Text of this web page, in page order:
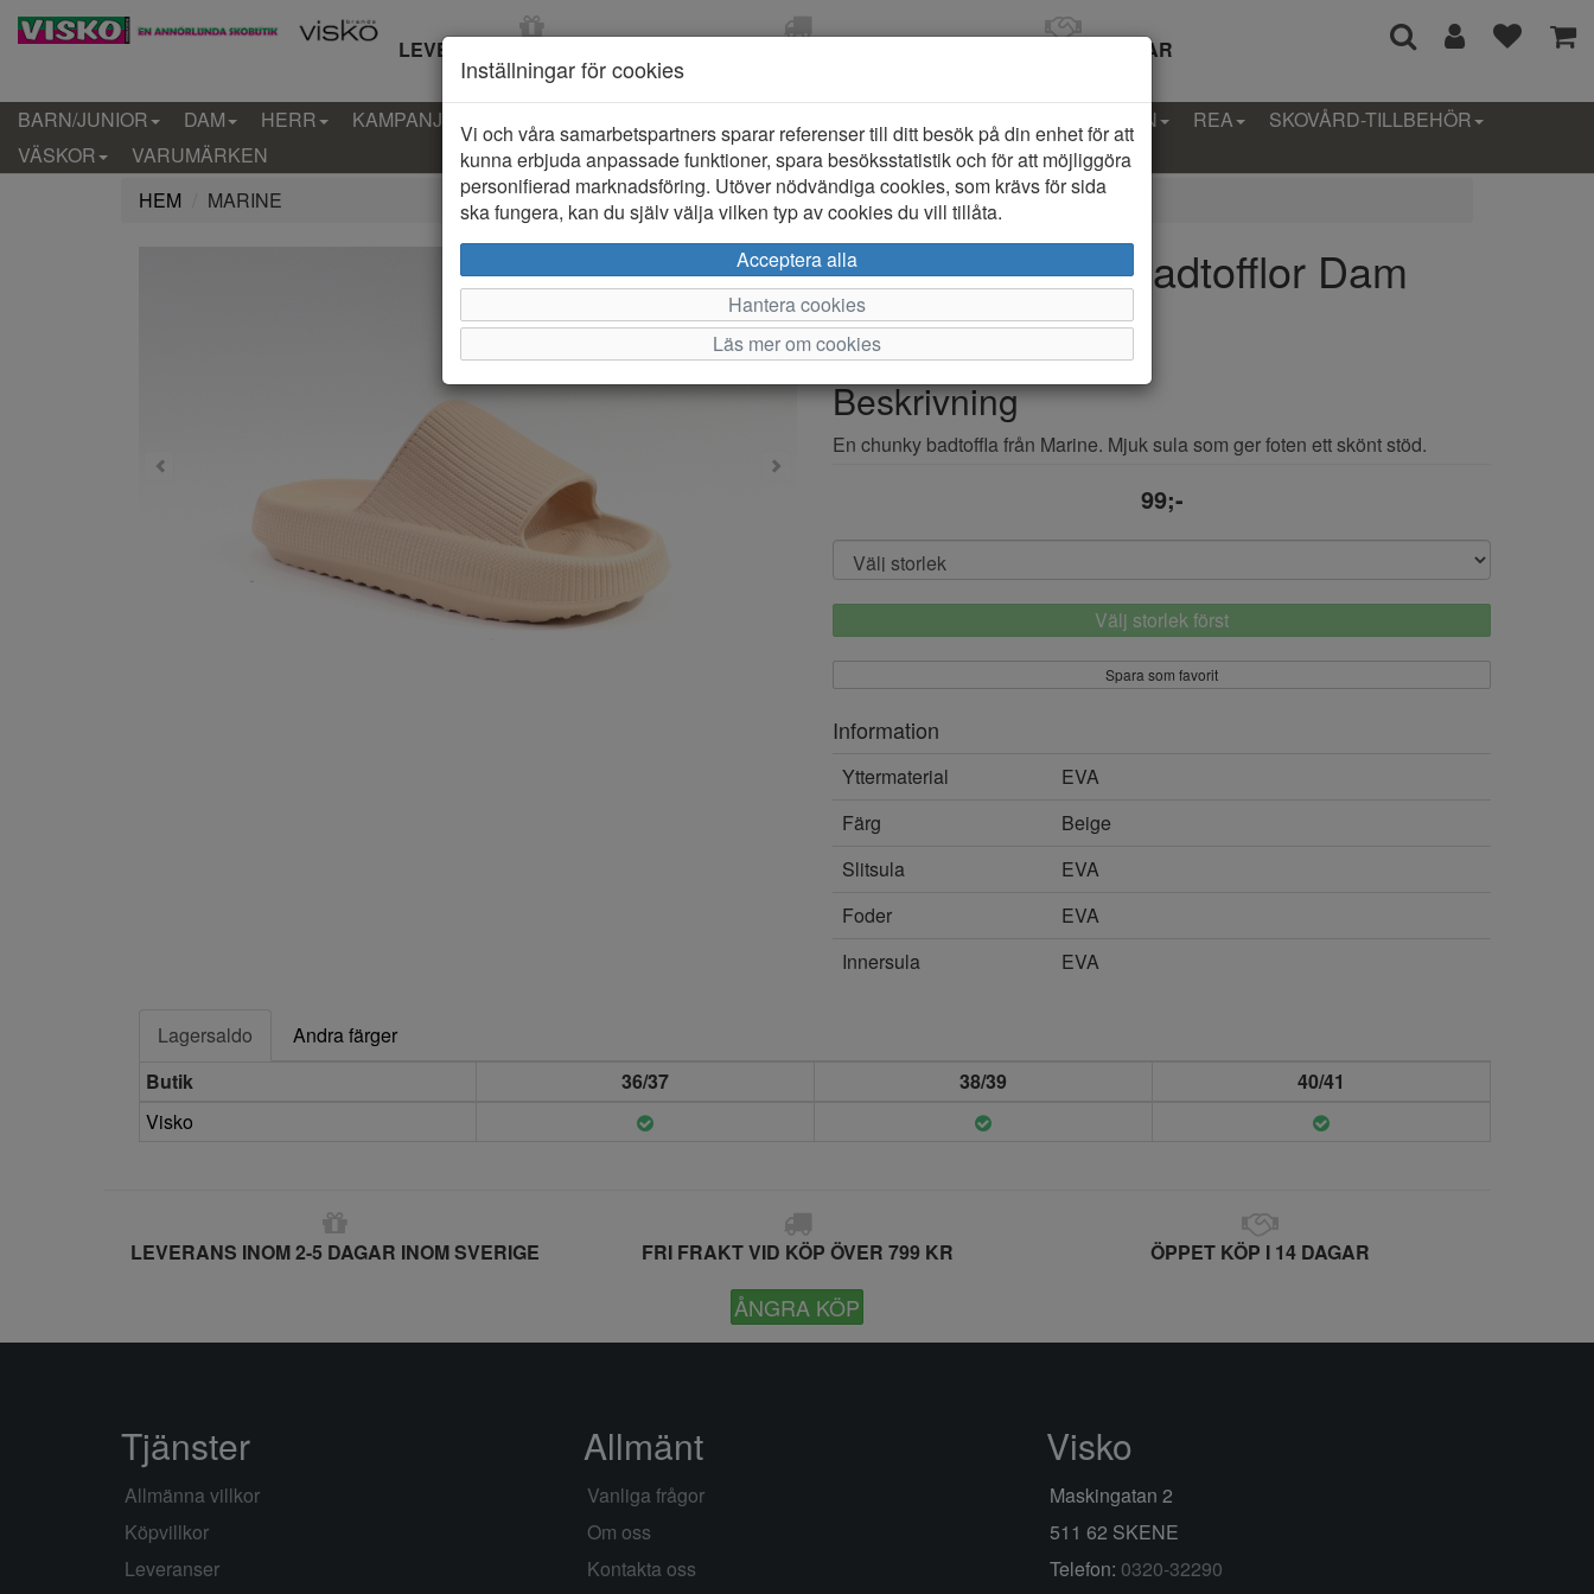
LEVERANS INOM 2-5 DAGAR ÖPPET KÖP I 14 DAGAR
BARN/JUNIOR DAM HERR KAMPANJ KLÄDER-BARN PROVKOLLEKTION REA
SKOVÅRD-TILLBEHÖR
VÄSKOR
VARUMÄRKEN
HEM
MARINE
Marine Brännö Badtofflor Dam
Varumärke: Marine
Artikelnummer: 2612956
Beskrivning
En chunky badtoffla från Marine. Mjuk sula som ger foten ett skönt stöd.
99;-
Välj storlek först
Spara som favorit
Information
Yttermaterial
EVA
Färg
Beige
Slitsula
EVA
Foder
EVA
Innersula
EVA
Lagersaldo
Andra färger
Butik
36/37 38/39
40/41
Visko
LEVERANS INOM 2-5 DAGAR INOM SVERIGE FRI FRAKT VID KÖP ÖVER 799 KR ÖPPET KÖP I 14 DAGAR
ÅNGRA KÖP
Inställningar för cookies
Vi och våra samarbetspartners sparar referenser till ditt besök på din enhet för att
kunna erbjuda anpassade funktioner, spara besöksstatistik och för att möjliggöra
personifierad marknadsföring. Utöver nödvändiga cookies, som krävs för sida
ska fungera, kan du själv välja vilken typ av cookies du vill tillåta.
Acceptera alla
Hantera cookies
Läs mer om cookies
Tjänster
Allmänna villkor
Köpvillkor
Leveranser
Allmänt
Vanliga frågor
Om oss
Kontakta oss
Visko
Maskingatan 2
511 62 SKENE
Telefon: 0320-32290